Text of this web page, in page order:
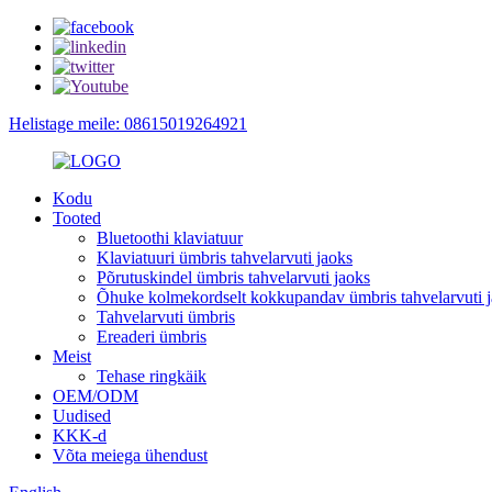
Helistage meile: 08615019264921
Kodu
Tooted
Bluetoothi ​​klaviatuur
Klaviatuuri ümbris tahvelarvuti jaoks
Põrutuskindel ümbris tahvelarvuti jaoks
Õhuke kolmekordselt kokkupandav ümbris tahvelarvuti
Tahvelarvuti ümbris
Ereaderi ümbris
Meist
Tehase ringkäik
OEM/ODM
Uudised
KKK-d
Võta meiega ühendust